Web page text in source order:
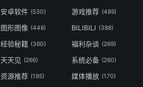
安卓软件 (530) 游戏推荐 (489)
图形图像 (448) BILIBILI (388)
经验秘籍 (360) 福利杂谈 (269)
天天见 (266) 系统必备 (260)
资源推荐 (195) 媒体播放 (170)